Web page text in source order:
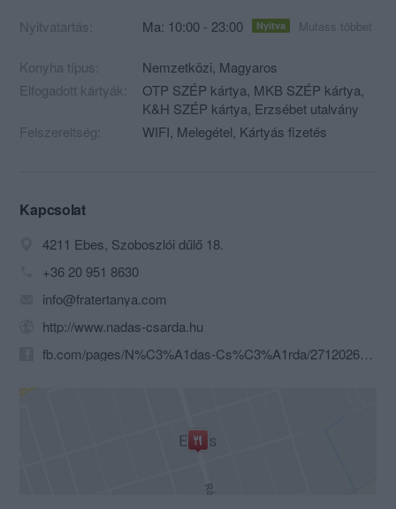
Nyitvatartás: Ma: 10:00 - 23:00 Nyitva Mutass többet
Konyha típus: Nemzetközi, Magyaros
Elfogadott kártyák:
OTP SZÉP kártya, MKB SZÉP kártya,
K&H SZÉP kártya, Erzsébet utalvány
Felszereltség:
WIFI, Melegétel, Kártyás fizetés
Kapcsolat
4211 Ebes, Szoboszlói dűlő 18.
+36 20 951 8630
info@fratertanya.com
http://www.nadas-csarda.hu
fb.com/pages/N%C3%A1das-Cs%C3%A1rda/271202626253882?fref=ts